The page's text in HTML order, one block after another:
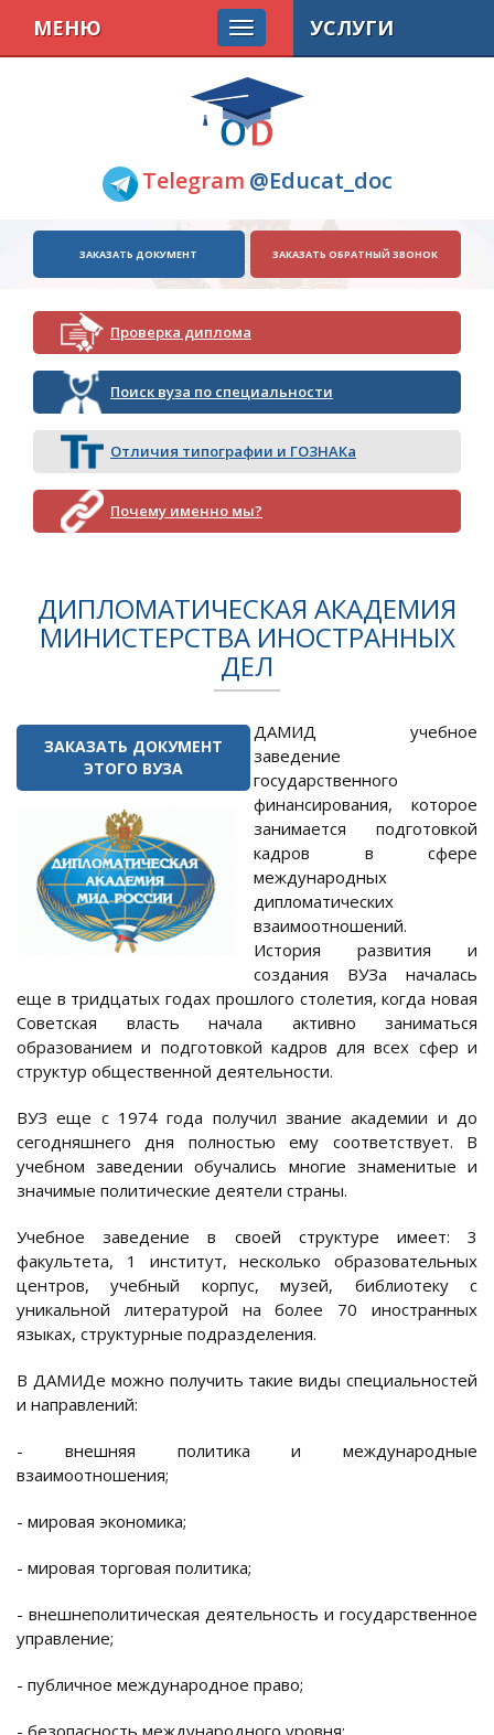
Telegram @Educat_doc
МЕНЮ
ЗАКАЗАТЬ ДОКУМЕНТ ЗАКАЗАТЬ ОБРАТНЫЙ ЗВОНОК
Проверка диплома
Поиск вуза по специальности
Отличия типографии и ГОЗНАКа
Почему именно мы?
УСЛУГИ
ДИПЛОМАТИЧЕСКАЯ АКАДЕМИЯ
МИНИСТЕРСТВА ИНОСТРАННЫХ
ДЕЛ
ЗАКАЗАТЬ ДОКУМЕНТ
ЭТОГО ВУЗА
ДАМИД учебное
заведение
государственного
финансирования, которое
занимается подготовкой
кадров в сфере
международных
дипломатических
взаимоотношений.
История развития и
создания ВУЗа началась
еще в тридцатых годах прошлого столетия, когда новая
Советская власть начала активно заниматься
образованием и подготовкой кадров для всех сфер и
структур общественной деятельности.
ВУЗ еще с 1974 года получил звание академии и до
сегодняшнего дня полностью ему соответствует. В
учебном заведении обучались многие знаменитые и
значимые политические деятели страны.
Учебное заведение в своей структуре имеет: 3
факультета, 1 институт, несколько образовательных
центров, учебный корпус, музей, библиотеку с
уникальной литературой на более 70 иностранных
языках, структурные подразделения.
В ДАМИДе можно получить такие виды специальностей
и направлений:
- внешняя политика и международные
взаимоотношения;
- мировая экономика;
- мировая торговая политика;
- внешнеполитическая деятельность и государственное
управление;
- публичное международное право;